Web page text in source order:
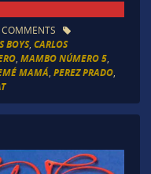
BOYS, CARLOS
, MAMBO NÚMERO 5,
MAMÁ PEREZ PRADO,